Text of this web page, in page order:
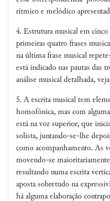
rítmico e melódico
4. Estrutura musical em cinco
primeiras quatro frases
na última frase musical
está indicado nas pautas das
análise musical detalhada,
5. A escrita musical tem
homofónica, mas com
está na voz superior, que
solista, juntando-se-lhe
como acompanhamento. As
movendo-se
resultando numa escrita
aposta sobretudo na
há alguma elaboração